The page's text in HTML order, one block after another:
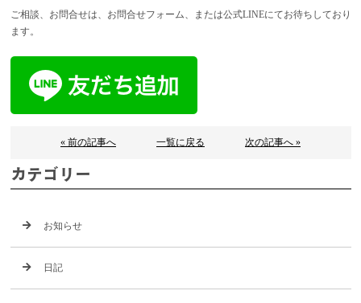
ご相談、お問合せは、お問合せフォーム、または公式LINEにてお待ちしており
ます。
« 前の記事へ 一覧に戻る 次の記事へ »
カテゴリー
お知らせ
日記